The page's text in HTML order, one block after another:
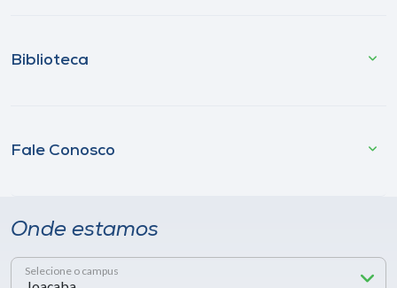
Biblioteca
Fale Conosco
Onde estamos
Selecione o campus